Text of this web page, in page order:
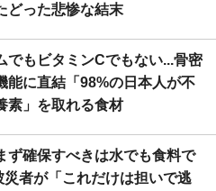
どった悲惨な結末
でもビタミンCでもない...骨密
能に直結「98%の日本人が不
素」を取れる食材
ず確保すべきは水でも食料で
災者が「これだけは担いで逃